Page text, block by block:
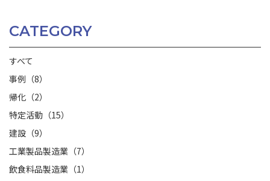
CATEGORY
すべて
事例（8）
帰化（2）
特定活動（15）
建設（9）
工業製品製造業（7）
飲食料品製造業（1）